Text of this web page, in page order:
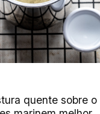
quente sobre